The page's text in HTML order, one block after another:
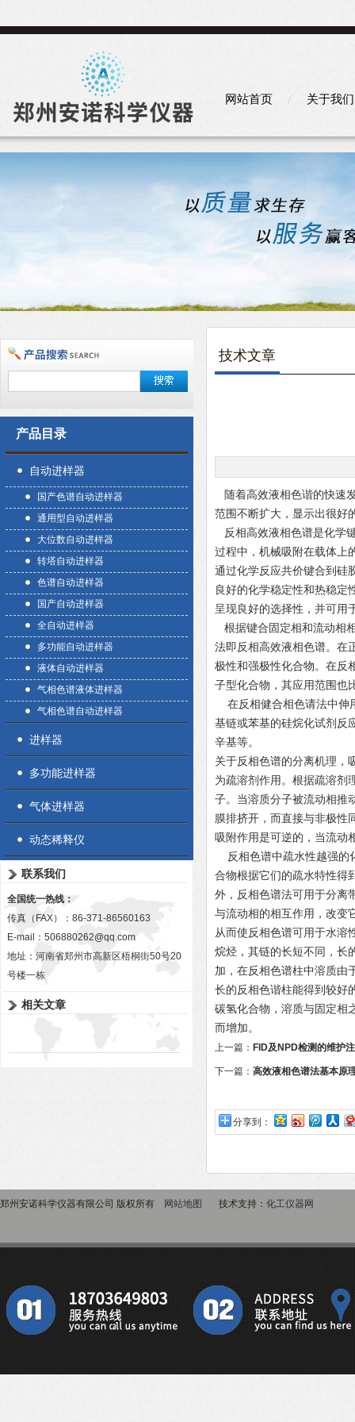
网站首页 关于我们
产品目录
自动进样器
国产色谱自动进样器
通用型自动进样器
大位数自动进样器
转塔自动进样器
色谱自动进样器
国产自动进样器
全自动进样器
多功能自动进样器
液体自动进样器
气相色谱液体进样器
气相色谱自动进样器
进样器
多功能进样器
气体进样器
动态稀释仪
联系我们
全国统一热线：
传真（FAX）：86-371-86560163
E-mail： 506880262@qq.com
地址：河南省郑州市高新区梧桐街50号20
号楼一栋
相关文章
技术文章
随着高效液相色谐的快速
范围不断扩大，显示出很好
反相高效液相色谱是化学
过程中，机械吸附在载体上
通过化学反应共价键合到硅
良好的化学稳定性和热稳定
呈现良好的选择性，并可用
根据键合固定相和流动相
法即反相高效液相色谱。在
极性和强极性化合物。在反
子型化合物，其应用范围也
在反相健合相色请法中伸
基链或苯基的硅烷化试剂反
辛基等。
关于反相色谱的分离机理，
为疏溶剂作用。根据疏溶剂
子。当溶质分子被流动相推
膜排挤开，而直接与非极性
吸附作用是可逆的，当流动
反相色谱中疏水性越强的
合物根据它们的疏水特性得
外，反相色谱法可用于分离
与流动相的相互作用，改变
从而使反相色谱可用于水溶
烷烃，其链的长短不同，长
加，在反相色谱柱中溶质由
长的反相色谐柱能得到较好
碳氢化合物，溶质与固定相
而增加。
上一篇： FID及NPD检测的维护
下一篇： 高效液相色谱法基本原
分享到：
郑州安诺科学仪器有限公司 版权所有 网站地图 技术支持： 化工仪器网